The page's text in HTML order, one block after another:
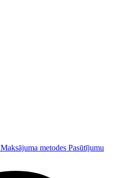
Maksājuma metodes Pasūtījumu